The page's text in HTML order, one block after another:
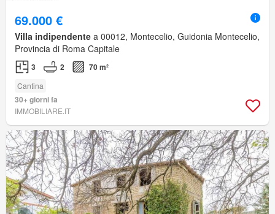
69.000 €
Villa indipendente a 00012, Montecelio, Guidonia Montecelio,
Provincia di Roma Capitale
3 2 70 m²
Cantina
30+ giorni fa
IMMOBILIARE.IT